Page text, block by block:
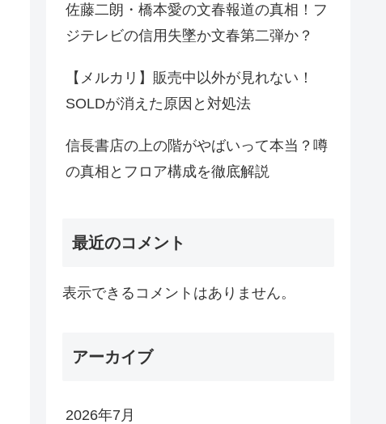
佐藤二朗・橋本愛の文春報道の真相！フ
ジテレビの信用失墜か文春第二弾か？
【メルカリ】販売中以外が見れない！
SOLDが消えた原因と対処法
信長書店の上の階がやばいって本当？噂
の真相とフロア構成を徹底解説
最近のコメント
表示できるコメントはありません。
アーカイブ
2026年7月